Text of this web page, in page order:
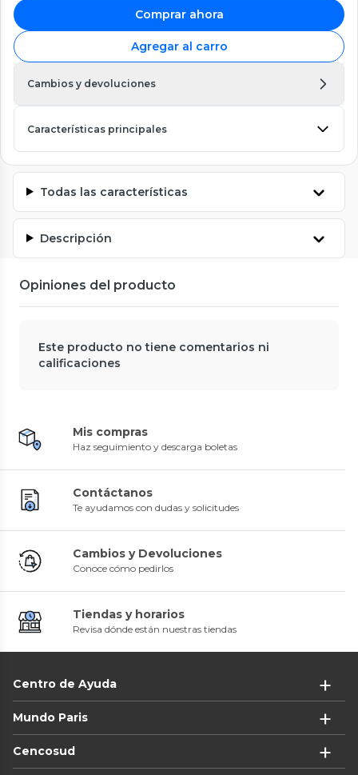
Comprar ahora
Agregar al carro
Cambios y devoluciones
Características principales
Todas las características
Descripción
Opiniones del producto
Este producto no tiene comentarios ni
calificaciones
Mis compras
Haz seguimiento y descarga boletas
Contáctanos
Te ayudamos con dudas y solicitudes
Cambios y Devoluciones
Conoce cómo pedirlos
Tiendas y horarios
Revisa dónde están nuestras tiendas
Centro de Ayuda
Mundo Paris
Cencosud